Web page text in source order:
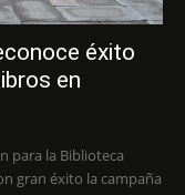
éxito
en
para la Biblioteca